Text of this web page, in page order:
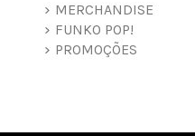
MERCHANDISE
FUNKO POP!
PROMOÇÕES